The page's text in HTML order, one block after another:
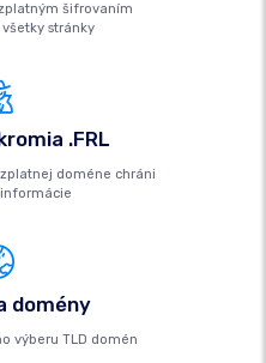
šifrovaním
všetky stránky
.FRL
doméne chráni
domény
výberu TLD domén